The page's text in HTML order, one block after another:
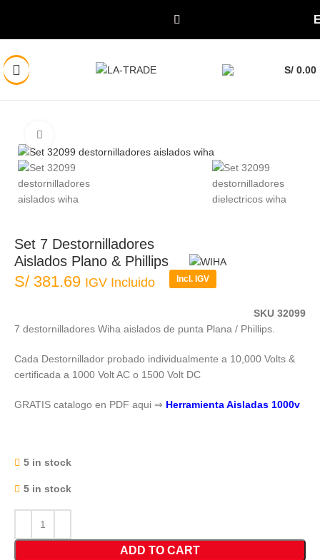
S/ 0.00
Set 7 Destornilladores
Aislados Plano & Phillips
S/ 381.69 IGV Incluido Incl. IGV
SKU 32099
7 destornilladores Wiha aislados de punta Plana / Phillips.
Cada Destornillador probado individualmente a 10,000 Volts &
certificada a 1000 Volt AC o 1500 Volt DC
GRATIS catalogo en PDF aqui ⇒ Herramienta Aisladas 1000v
5 in stock
5 in stock
ADD TO CART